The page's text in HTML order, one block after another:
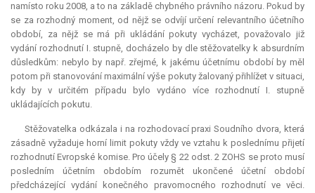
namísto roku 2008, a to na základě chybného právního názoru. Pokud by
se za rozhodný moment, od nějž se odvíjí určení relevantního účetního
období, za nějž se má při ukládání pokuty vycházet, považovalo již
vydání rozhodnutí I. stupně, docházelo by dle stěžovatelky k absurdním
důsledkům: nebylo by např. zřejmé, k jakému účetnímu období by měl
potom při stanovování maximální výše pokuty žalovaný přihlížet v situaci,
kdy by v určitém případu bylo vydáno více rozhodnutí I. stupně
ukládajících pokutu.
Stěžovatelka odkázala i na rozhodovací praxi Soudního dvora, která
zásadně vyžaduje horní limit pokuty vždy ve vztahu k poslednímu přijetí
rozhodnutí Evropské komise. Pro účely § 22 odst. 2 ZOHS se proto musí
posledním účetním obdobím rozumět ukončené účetní období
předcházející vydání konečného pravomocného rozhodnutí ve věci.